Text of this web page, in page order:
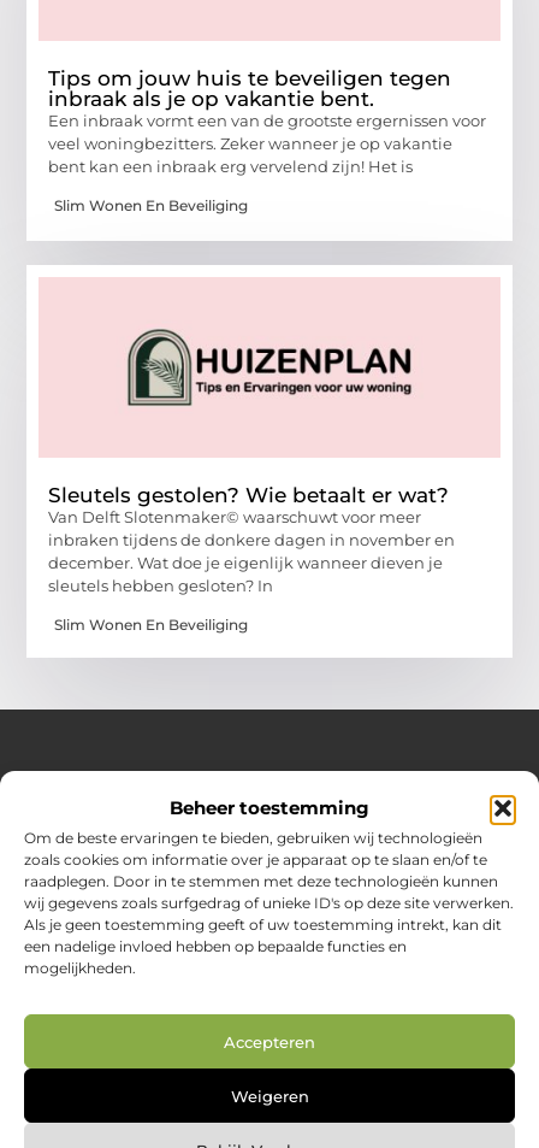
Beheer toestemming
Om de beste ervaringen te bieden, gebruiken wij technologieën
zoals cookies om informatie over je apparaat op te slaan en/of te
raadplegen. Door in te stemmen met deze technologieën kunnen
wij gegevens zoals surfgedrag of unieke ID's op deze site verwerken.
Als je geen toestemming geeft of uw toestemming intrekt, kan dit
een nadelige invloed hebben op bepaalde functies en
mogelijkheden.
Accepteren
Weigeren
Tips om jouw huis te beveiligen tegen
inbraak als je op vakantie bent.
Een inbraak vormt een van de grootste ergernissen voor
veel woningbezitters. Zeker wanneer je op vakantie
bent kan een inbraak erg vervelend zijn! Het is
Slim Wonen En Beveiliging
Sleutels gestolen? Wie betaalt er wat?
Van Delft Slotenmaker© waarschuwt voor meer
inbraken tijdens de donkere dagen in november en
december. Wat doe je eigenlijk wanneer dieven je
sleutels hebben gesloten? In
Slim Wonen En Beveiliging
Over Huizenplan
Jouw gids voor wooninspiratie en praktische tips
Ontdek een uitgebreide verzameling blogs en artikelen
boordevol handige adviezen en verrassende inzichten om
jouw woondromen te realiseren. Van interieurideeën tot
slimme bespaartips – haal het beste uit jouw huis en
leefomgeving!